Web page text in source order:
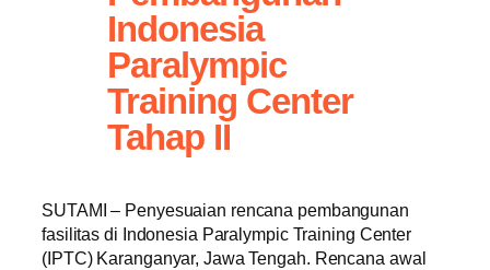
Indonesia
Paralympic
Training Center
Tahap II
SUTAMI – Penyesuaian rencana pembangunan
fasilitas di Indonesia Paralympic Training Center
(IPTC) Karanganyar, Jawa Tengah. Rencana awal